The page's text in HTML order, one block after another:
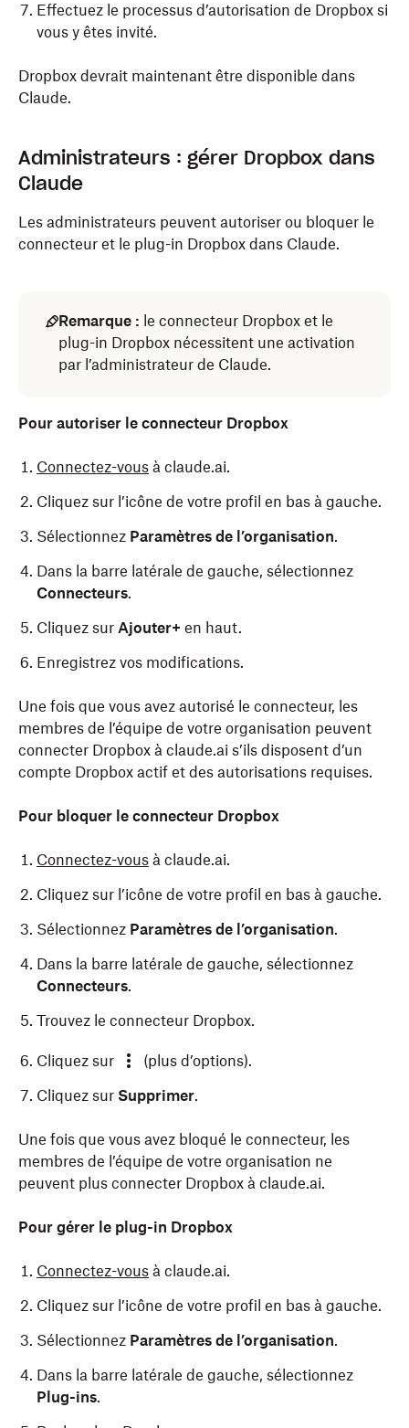
Effectuez le processus d’autorisation de Dropbox si
vous y êtes invité.
Dropbox devrait maintenant être disponible dans
Claude.
Administrateurs : gérer Dropbox dans
Claude
Les administrateurs peuvent autoriser ou bloquer le
connecteur et le plug-in Dropbox dans Claude.
Remarque : le connecteur Dropbox et le
plug-in Dropbox nécessitent une activation
par l’administrateur de Claude.
Pour autoriser le connecteur Dropbox
Connectez-vous à claude.ai.
Cliquez sur l’icône de votre profil en bas à gauche.
Sélectionnez Paramètres de l’organisation.
Dans la barre latérale de gauche, sélectionnez
Connecteurs.
Cliquez sur Ajouter+ en haut.
Enregistrez vos modifications.
Une fois que vous avez autorisé le connecteur, les
membres de l’équipe de votre organisation peuvent
connecter Dropbox à claude.ai s’ils disposent d’un
compte Dropbox actif et des autorisations requises.
Pour bloquer le connecteur Dropbox
Connectez-vous à claude.ai.
Cliquez sur l’icône de votre profil en bas à gauche.
Sélectionnez Paramètres de l’organisation.
Dans la barre latérale de gauche, sélectionnez
Connecteurs.
Trouvez le connecteur Dropbox.
Cliquez sur
(plus d’options).
Cliquez sur Supprimer.
Une fois que vous avez bloqué le connecteur, les
membres de l’équipe de votre organisation ne
peuvent plus connecter Dropbox à claude.ai.
Pour gérer le plug-in Dropbox
Connectez-vous à claude.ai.
Cliquez sur l’icône de votre profil en bas à gauche.
Sélectionnez Paramètres de l’organisation.
Dans la barre latérale de gauche, sélectionnez
Plug-ins.